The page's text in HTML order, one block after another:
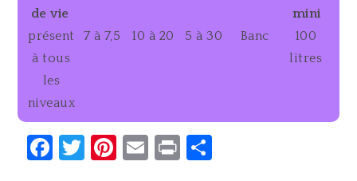
de vie
mini
présent
à tous
les
niveaux
7 à 7,5 10 à 20 5 à 30 Banc
100
litres
Facebook
Twitter
Pinterest
EmailPrint